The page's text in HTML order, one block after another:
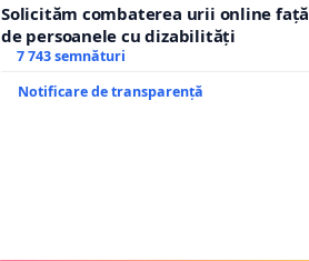
Solicităm combaterea urii online față
de persoanele cu dizabilități
7 743 semnături
Notificare de transparență